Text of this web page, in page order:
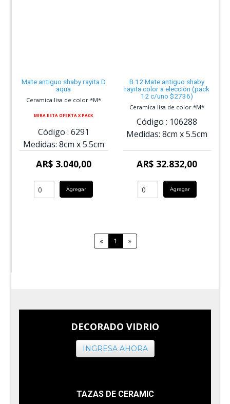
Mate antiguo shaby rayita D
aqua
Ceramica lisa de color *M*
MIRA ESTA OFERTA X PACK
Código : 6291
Medidas: 8cm x5.5cm
AR$ 3.040,00
Agregar
B.12 Mate antiguo shaby
rayita color a eleccion (pack
12 c/uno $2736)
Ceramica lisa de color *M*
Código : 106288
Medidas: 8cm x5.5cm
AR$ 32.832,00
Agregar
« 1 »
DECORADO VIDRIO
INGRESA AHORA
TAZAS DE CERAMIC